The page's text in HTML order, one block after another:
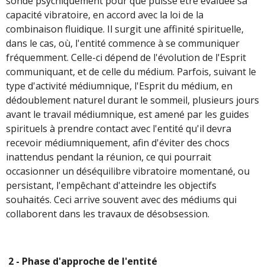
capacité vibratoire, en accord avec la loi de la
combinaison fluidique. Il surgit une affinité spirituelle,
dans le cas, où, l'entité commence à se communiquer
fréquemment. Celle-ci dépend de l'évolution de l'Esprit
communiquant, et de celle du médium. Parfois, suivant le
type d'activité médiumnique, l'Esprit du médium, en
dédoublement naturel durant le sommeil, plusieurs jours
avant le travail médiumnique, est amené par les guides
spirituels à prendre contact avec l'entité qu'il devra
recevoir médiumniquement, afin d'éviter des chocs
inattendus pendant la réunion, ce qui pourrait
occasionner un déséquilibre vibratoire momentané, ou
persistant, l'empêchant d'atteindre les objectifs
souhaités. Ceci arrive souvent avec des médiums qui
collaborent dans les travaux de désobsession.
2 - Phase d'approche de l'entité